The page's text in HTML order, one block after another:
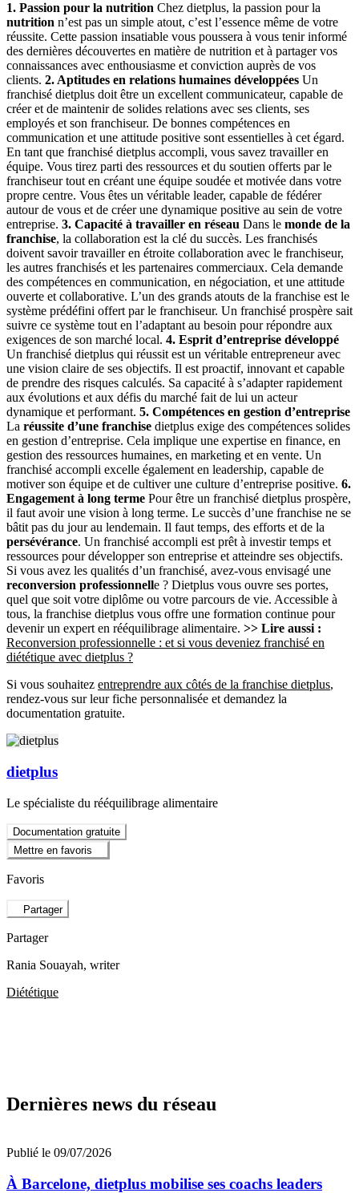
1. Passion pour la nutrition Chez dietplus, la passion pour la
nutrition n’est pas un simple atout, c’est l’essence même de votre
réussite. Cette passion insatiable vous poussera à vous tenir informé
des dernières découvertes en matière de nutrition et à partager vos
connaissances avec enthousiasme et conviction auprès de vos
clients. 2. Aptitudes en relations humaines développées Un
franchisé dietplus doit être un excellent communicateur, capable de
créer et de maintenir de solides relations avec ses clients, ses
employés et son franchiseur. De bonnes compétences en
communication et une attitude positive sont essentielles à cet égard.
En tant que franchisé dietplus accompli, vous savez travailler en
équipe. Vous tirez parti des ressources et du soutien offerts par le
franchiseur tout en créant une équipe soudée et motivée dans votre
propre centre. Vous êtes un véritable leader, capable de fédérer
autour de vous et de créer une dynamique positive au sein de votre
entreprise. 3. Capacité à travailler en réseau Dans le monde de la
franchise, la collaboration est la clé du succès. Les franchisés
doivent savoir travailler en étroite collaboration avec le franchiseur,
les autres franchisés et les partenaires commerciaux. Cela demande
des compétences en communication, en négociation, et une attitude
ouverte et collaborative. L’un des grands atouts de la franchise est le
système prédéfini offert par le franchiseur. Un franchisé prospère sait
suivre ce système tout en l’adaptant au besoin pour répondre aux
exigences de son marché local. 4. Esprit d’entreprise développé
Un franchisé dietplus qui réussit est un véritable entrepreneur avec
une vision claire de ses objectifs. Il est proactif, innovant et capable
de prendre des risques calculés. Sa capacité à s’adapter rapidement
aux évolutions et aux défis du marché fait de lui un acteur
dynamique et performant. 5. Compétences en gestion d’entreprise
La réussite d’une franchise dietplus exige des compétences solides
en gestion d’entreprise. Cela implique une expertise en finance, en
gestion des ressources humaines, en marketing et en vente. Un
franchisé accompli excelle également en leadership, capable de
motiver son équipe et de cultiver une culture d’entreprise positive. 6.
Engagement à long terme Pour être un franchisé dietplus prospère,
il faut avoir une vision à long terme. Le succès d’une franchise ne se
bâtit pas du jour au lendemain. Il faut temps, des efforts et de la
persévérance. Un franchisé accompli est prêt à investir temps et
ressources pour développer son entreprise et atteindre ses objectifs.
Si vous avez les qualités d’un franchisé, avez-vous envisagé une
reconversion professionnelle ? Dietplus vous ouvre ses portes,
quel que soit votre diplôme ou votre parcours de vie. Accessible à
tous, la franchise dietplus vous offre une formation continue pour
devenir un expert en rééquilibrage alimentaire. >> Lire aussi :
Reconversion professionnelle : et si vous deveniez franchisé en
diététique avec dietplus ?
Si vous souhaitez entreprendre aux côtés de la franchise dietplus,
rendez-vous sur leur fiche personnalisée et demandez la
documentation gratuite.
dietplus
Le spécialiste du rééquilibrage alimentaire
Documentation gratuite
Mettre en favoris
Favoris
Partager
Partager
Rania Souayah, writer
Diététique
Dernières news du réseau
Publié le 09/07/2026
À Barcelone, dietplus mobilise ses coachs leaders